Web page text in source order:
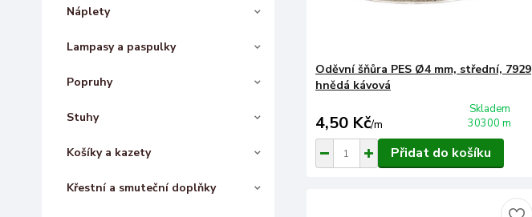
Náplety
Lampasy a paspulky
Popruhy
Stuhy
Košíky a kazety
Křestní a smuteční doplňky
Oděvní šňůra PES Ø4 mm, střední, 7929
hnědá kávová
4,50 Kč/m
Skladem
30300 m
Přidat do košíku